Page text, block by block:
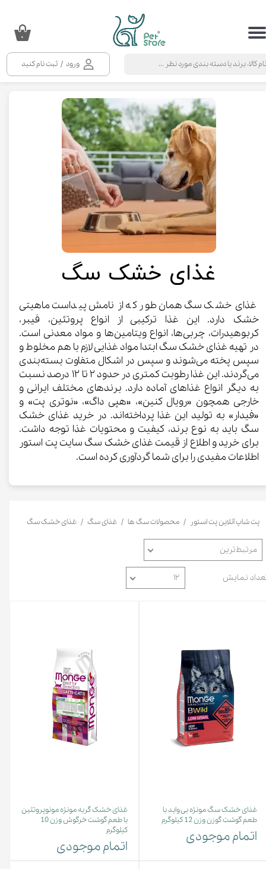
ورود / ثبت نام کنید
حساب کاربری من
خروج از حساب کاربری
۰
​غذای خشک سگ
غذای خشک سگ همان‌طور که از نامش پیداست ماهیتی
خشک دارد. این غذا ترکیبی از انواع پروتئین، فیبر،
کربوهیدرات، چربی‌ها، انواع ویتامین‌ها و مواد معدنی است.
در تهیه غذای خشک سگ ابتدا مواد غذایی لازم با هم مخلوط و
سپس پخته می‌شوند و سپس در اشکال متفاوت بسته‌بندی
می‌گردند. این غذا رطوبت کمتری در حدود ۲ تا ۱۲ درصد نسبت
به دیگر انواع غذاهای آماده دارد. برندهای مختلف ایرانی و
خارجی همچون «رویال کنین»، «هپی داگ»، «نوتری پت» و
«فیدار» به تولید این غذا پرداخته‌اند. در خرید غذای خشک
سگ باید به نوع برند، کیفیت و محتویات غذا توجه داشت.
برای خرید و اطلاع از قیمت غذای خشک سگ سایت پت استور
اطلاعات مفیدی را برای شما گردآوری کرده است.​​​​​​​
پت شاپ آنلاین پت استور محصولات سگ ها غذای سگ غذای خشک سگ
مرتبط‌ترین
نمایش ۱۲
غذای خشک سگ مونژه بی واید با
طعم گوشت گوزن وزن 12 کیلوگرم
اتمام موجودی
غذای خشک گربه مونژه مونوپروتئین
با طعم گوشت خرگوش وزن 10
کیلوگرم
اتمام موجودی